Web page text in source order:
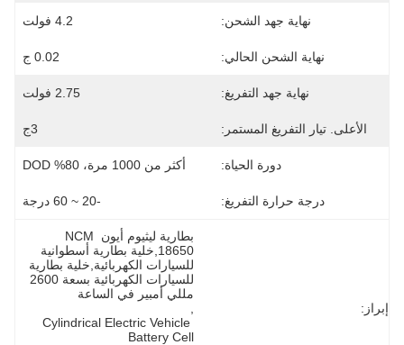
نهاية جهد الشحن: 4.2 فولت
نهاية الشحن الحالي: 0.02 ج
نهاية جهد التفريغ: 2.75 فولت
الأعلى. تيار التفريغ المستمر: 3ج
دورة الحياة: أكثر من 1000 مرة، 80% DOD
درجة حرارة التفريغ: -20 ~ 60 درجة
إبراز:
بطارية ليثيوم أيون NCM
مللي أمبير في الساعة
Cylindrical Electric Vehicle
Battery Cell